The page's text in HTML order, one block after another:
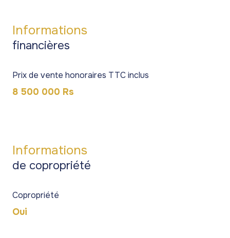
Informations
financières
Prix de vente honoraires TTC inclus
8 500 000 Rs
Informations
de copropriété
Copropriété
Oui